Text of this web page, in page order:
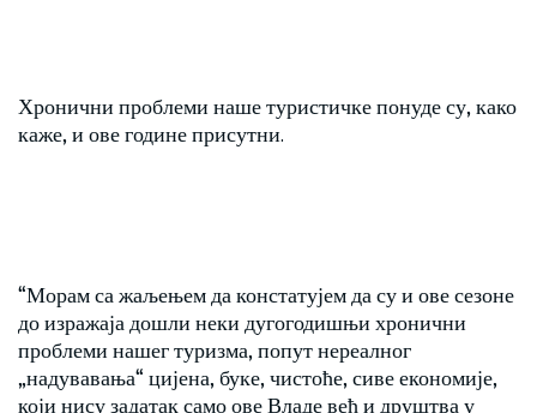
Хронични проблеми наше туристичке понуде су, како
каже, и ове године присутни.
“Морам са жаљењем да констатујем да су и ове сезоне
до изражаја дошли неки дугогодишњи хронични
проблеми нашег туризма, попут нереалног
„надувавања“ цијена, буке, чистоће, сиве економије,
који нису задатак само ове Владе већ и друштва у